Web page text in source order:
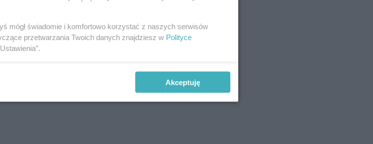
stolicy Dolnego Śląska. Wcześniej
w godzinach
tylko jej pieniędzmi…
mógł świadomie i komfortowo korzystać z naszych serwisów
przetwarzania Twoich danych znajdziesz w Polityce
Akceptuję